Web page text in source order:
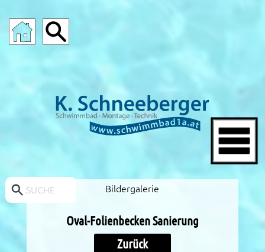
SUCHE Bildergalerie
Oval-Folienbecken Sanierung
Zurück